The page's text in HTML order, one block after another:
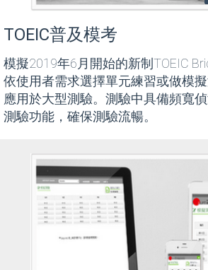
TOEIC普及模考
模擬2019年6月開始的新制TOEIC
依使用者需求選擇單元練習或做模
應用於大型測驗。測驗中具備頻寬
測驗功能，確保測驗流暢。